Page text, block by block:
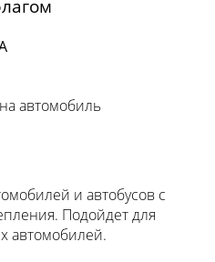
и автобусов с
Подойдет для
автомобилей.